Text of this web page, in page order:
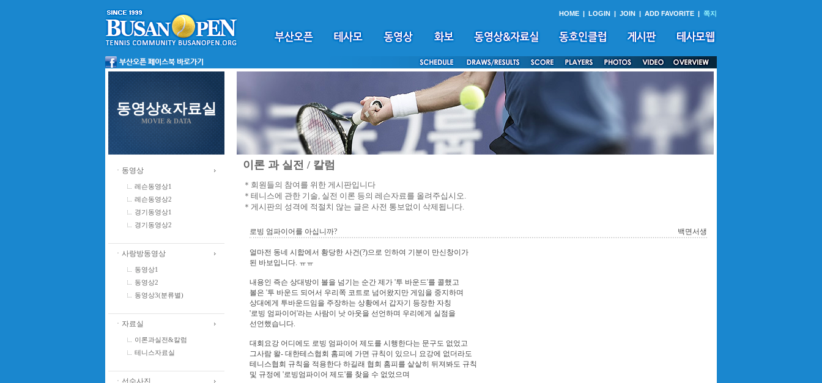
HOME | LOGIN | JOIN | ADD FAVORITE | 쪽지
동영상&자료실
MOVIE & DATA
ㆍ동영상
레슨동영상1
레슨동영상2
경기동영상1
경기동영상2
ㆍ사랑방동영상
동영상1
동영상2
동영상3(분류별)
ㆍ자료실
이론과실전&칼럼
테니스자료실
ㆍ선수사진
이론 과 실전 / 칼럼
＊회원들의 참여를 위한 게시판입니다
＊테니스에 관한 기술, 실전 이론 등의 레슨자료를 올려주십시오.
＊게시판의 성격에 적절치 않는 글은 사전 통보없이 삭제됩니다.
로빙 엄파이어를 아십니까? 백면서생
얼마전 동네 시합에서 황당한 사건(?)으로 인하여 기분이 만신창이가
된 바보입니다. ㅠㅠ
내용인 즉슨 상대방이 볼을 넘기는 순간 제가 '투 바운드'를 콜했고
볼은 '투 바운드 되어서 우리쪽 코트로 넘어왔지만 게임을 중지하며
상대에게 투바운드임을 주장하는 상황에서 갑자기 등장한 자칭
'로빙 엄파이어'라는 사람이 낫 아웃을 선언하며 우리에게 실점을
선언했습니다.
대회요강 어디에도 로빙 엄파이어 제도를 시행한다는 문구도 없었고
그사람 왈- 대한테스협회 홈피에 가면 규칙이 있으니 요강에 없더라도
테니스협회 규칙을 적용한다 하길래 협회 홈피를 샅샅히 뒤져봐도 규칙
및 규정에 '로빙엄파이어 제도'를 찾을 수 없었으며